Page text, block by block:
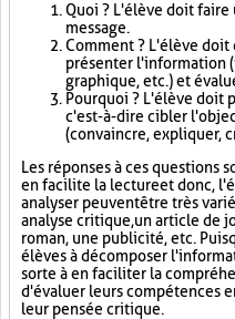
Quoi ? L'élève doit faire
message.
Comment ? L'élève
présenter l'information
graphique, etc.) et
Pourquoi ? L'élève doit
c'est-à-dire cibler
(convaincre, expliquer,
Les réponses à ces questions
en facilite la lecture et donc,
analyser peuvent être très
analyse critique, un article de
roman, une publicité, etc.
élèves à décomposer
sorte à en faciliter la
d'évaluer leurs compétences
leur pensée critique.